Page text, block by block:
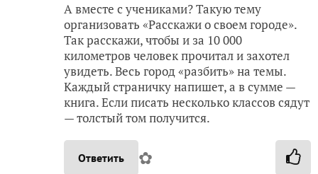
А вместе с учениками? Такую тему
организовать «Расскажи о своем городе».
Так расскажи, чтобы и за 10 000
километров человек прочитал и захотел
увидеть. Весь город «разбить» на темы.
Каждый страничку напишет, а в сумме —
книга. Если писать несколько классов сядут
— толстый том получится.
Ответить ✿